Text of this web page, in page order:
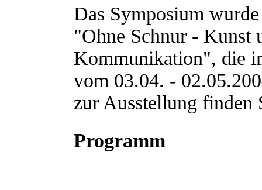
Das Symposium
"Ohne Schnur - Kunst
Kommunikation", die
vom 03.04. -
zur Ausstellung finden
Programm